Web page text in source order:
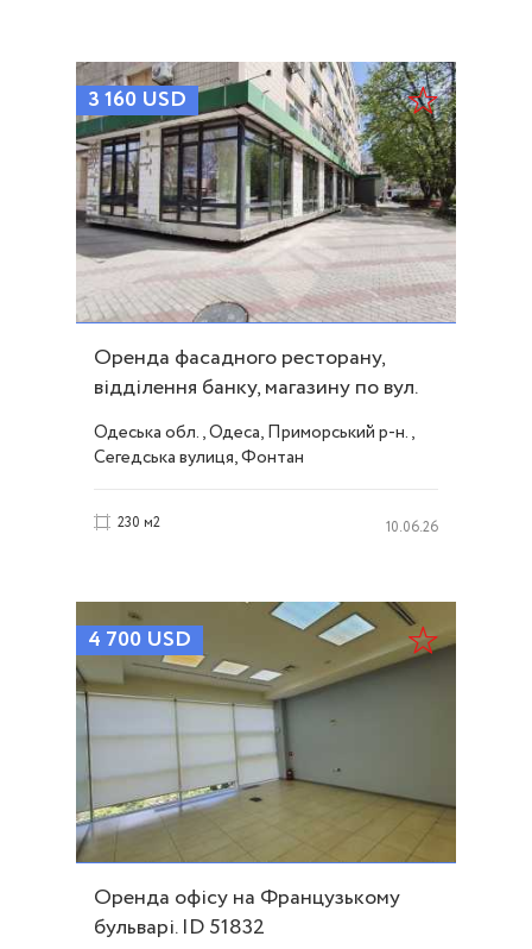
3 160 USD
Оренда фасадного ресторану,
відділення банку, магазину по вул.
Сегедській. ID 17255
Одеська обл., Одеса, Приморський р-н.,
Сегедська вулиця, Фонтан
230 м2 10.06.26
4 700 USD
Оренда офісу на Французькому
бульварі. ID 51832